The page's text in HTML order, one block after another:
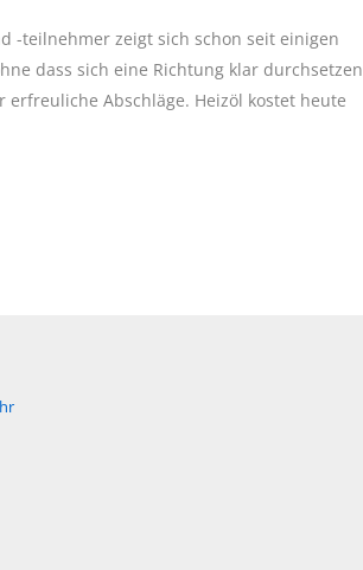
-teilnehmer zeigt sich schon seit einigen
dass sich eine Richtung klar durchsetzen
Abschläge. Heizöl kostet heute